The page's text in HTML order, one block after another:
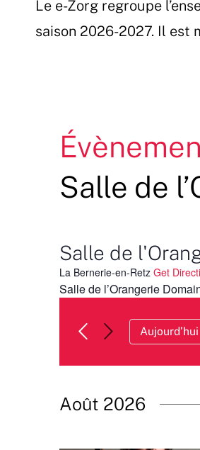
Le e-Zorg regroupe
saison 2026-2027. Il est
Salle de
Salle de
La Bernerie-en-Retz Get
Salle de l’Orangerie
Aujourd’hui
Août 2026